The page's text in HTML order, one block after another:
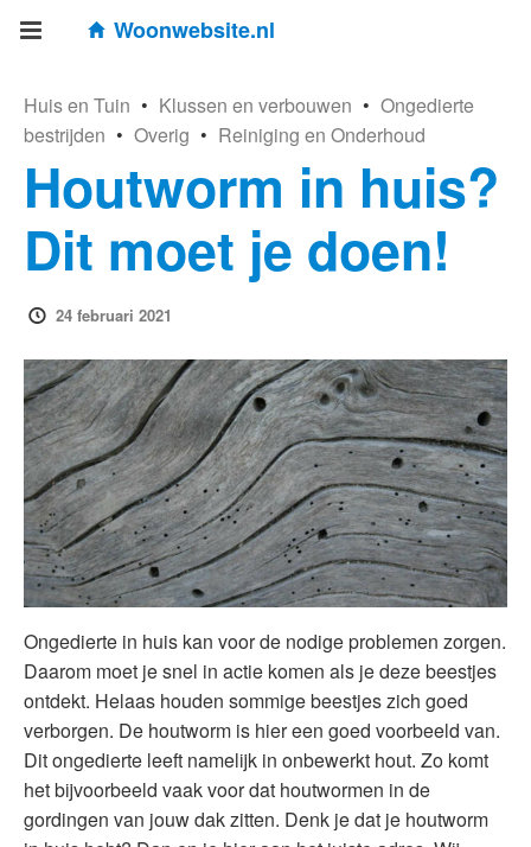
Woonwebsite.nl
Huis en Tuin • Klussen en verbouwen • Ongedierte
bestrijden • Overig • Reiniging en Onderhoud
Houtworm in huis?
Dit moet je doen!
24 februari 2021
Ongedierte in huis kan voor de nodige problemen zorgen.
Daarom moet je snel in actie komen als je deze beestjes
ontdekt. Helaas houden sommige beestjes zich goed
verborgen. De houtworm is hier een goed voorbeeld van.
Dit ongedierte leeft namelijk in onbewerkt hout. Zo komt
het bijvoorbeeld vaak voor dat houtwormen in de
gordingen van jouw dak zitten. Denk je dat je houtworm